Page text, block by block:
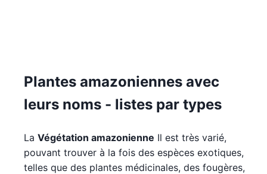
Plantes amazoniennes avec
leurs noms - listes par types
La Végétation amazonienne Il est très varié,
pouvant trouver à la fois des espèces exotiques,
telles que des plantes médicinales, des fougères,